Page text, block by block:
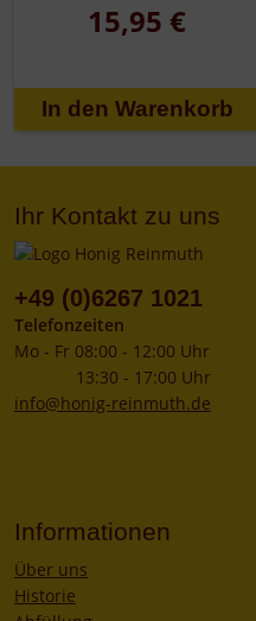
15,95 €
Ihr Kontakt zu uns
+49 (0)6267 1021
Telefonzeiten
Mo - Fr 08:00 - 12:00 Uhr
13:30 - 17:00 Uhr
info@honig-reinmuth.de
Informationen
Über uns
Historie